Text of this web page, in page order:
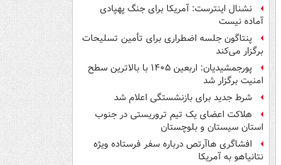
نشنال اینترست: آمریکا برای جنگ پهپادی
آماده نیست
پنتاگون جلسه اضطراری برای تأمین تسلیحات
برگزار می‌کند
پورجمشیدیان: اربعین ۱۴۰۵ با بالاترین سطح
امنیت برگزار شد
شرط جدید برای بازنشستگی اعلام شد
هلاکت اعضای یک تیم تروریستی در جنوب
استان سیستان و بلوچستان
افشاگری هاآرتص درباره سفر فرستاده ویژه
نتانیاهو به آمریکا